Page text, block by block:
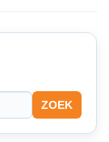
ZOEK